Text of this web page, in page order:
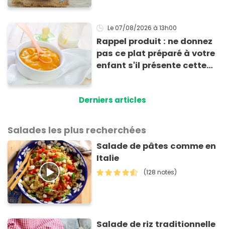
Le 07/08/2026 à 13h00
Rappel produit : ne donnez
pas ce plat préparé à votre
enfant s'il présente cette
Derniers articles
Salades les plus recherchées
Salade de pâtes comme en
Italie
(128 notes)
Salade de riz traditionnelle